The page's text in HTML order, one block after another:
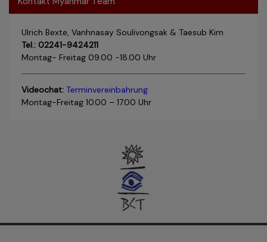
Ulrich Bexte, Vanhnasay Soulivongsak & Taesub Kim
Tel.: 02241-9424211
Montag- Freitag 09.00 -18.00 Uhr
Videochat: Terminvereinbahrung
Montag-Freitag 10.00 – 17.00 Uhr